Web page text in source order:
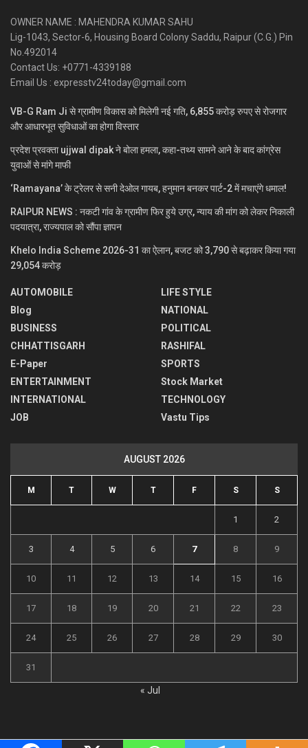
OWNER NAME : MAHENDRA KUMAR SAHU
Lig-1043, Sector-6, Housing Board Colony Saddu, Raipur (C.G.) Pin
No.492014
Contact Us: +0771-4339188
Email Us : expresstv24today@gmail.com
VB-G Ram Ji से ग्रामीण विकास को मिलेगी नई गति, 6,855 करोड़ रुपए से रोजगार
और आधारभूत सुविधाओं का होगा विस्तार
प्रदेश प्रवक्ता ujjwal dipak ने बोला हमला, कहा-तथ्य सामने आने के बाद कांग्रेस
युवाओं से मांगे माफी
‘Ramayana’ के ट्रेलर से सनी देओल गायब, हनुमान बनकर पार्ट-2 में मचाएंगे धमाल!
RAIPUR NEWS : नकटी गांव के ग्रामीण फिर हुये उग्र, न्याय की मांग को लेकर निकाली
पदयात्रा, राज्यपाल को सौंपा ज्ञापन
Khelo India Scheme 2026-31 का ऐलान, बजट को 3,790 से बढ़ाकर किया गया
29,054 करोड़
AUTOMOBILE
Blog
BUSINESS
CHHATTISGARH
E-Paper
ENTERTAINMENT
INTERNATIONAL
JOB
LIFE STYLE
NATIONAL
POLITICAL
RASHIFAL
SPORTS
Stock Market
TECHNOLOGY
Vastu Tips
AUGUST 2026
M T W T F S S
1 2
3 4 5 6 7 8 9
10 11 12 13 14 15 16
17 18 19 20 21 22 23
24 25 26 27 28 29 30
31
« Jul